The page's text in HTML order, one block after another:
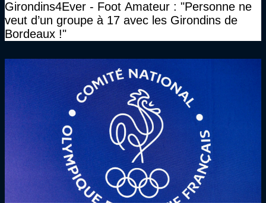
Girondins4Ever - Foot Amateur : "Personne ne
veut d’un groupe à 17 avec les Girondins de
Bordeaux !"